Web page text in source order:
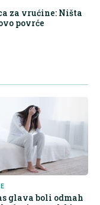
za vrućine: Ništa
povrće
glava boli odmah